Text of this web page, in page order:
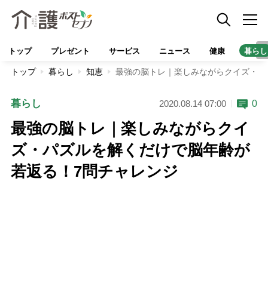
トップ プレゼント サービス ニュース 健康 暮らし
トップ 暮らし 知恵 最強の脳トレ｜楽しみながらクイズ・
暮らし 2020.08.14 07:00 0
最強の脳トレ｜楽しみながらクイ
ズ・パズルを解くだけで脳年齢が
若返る！7問チャレンジ